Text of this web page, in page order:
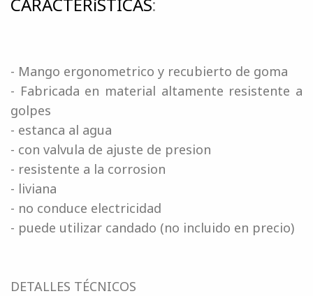
CARACTERíSTICAS:
- Mango ergonometrico y recubierto de goma
- Fabricada en material altamente resistente a
golpes
- estanca al agua
- con valvula de ajuste de presion
- resistente a la corrosion
- liviana
- no conduce electricidad
- puede utilizar candado (no incluido en precio)
DETALLES TÉCNICOS